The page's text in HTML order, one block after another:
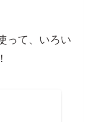
って、いろい